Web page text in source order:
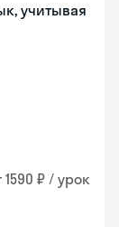
учитывая
1590 ₽ / урок